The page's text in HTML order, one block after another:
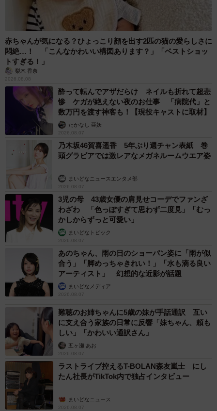
赤ちゃんが気になる？ひょっこり顔を出す2匹の猫の愛らしさに
悶絶…！ 「こんなかわいい構図あります？」「ベストショッ
トすぎる！」
梨木 香奈
2026.08.08
酔って転んでアザだらけ ネイルも折れて超悲
惨 ケガが絶えない夜のお仕事 「病院代」と
数万円を渡す神客も！【現役キャストに取材】
たかなし 亜妖
2026.08.07
乃木坂46賀喜遥香 5年ぶり週チャン表紙 巻
頭グラビアでは激レアなメガネルームウエア姿
まいどなニュースエンタメ部
2026.08.07
3児の母 43歳女優の肩見せコーデでファンざ
わざわ 「色っぽすぎて思わず二度見」「むっ
かしからずっと可愛い」
まいどなトピック
2026.08.07
あのちゃん、雨の日のショーパン姿に「雨が似
合う」「脚めっちゃきれい！」「水も滴る良い
アーティスト」 幻想的な近影が話題
まいどなメディア
2026.08.07
難聴のお姉ちゃんに5歳の妹が手話通訳 互い
に支え合う家族の日常に反響「妹ちゃん、頼も
しい」「かわいい通訳さん」
五ヶ瀬 あお
2026.08.07
ラストライブ控えるT-BOLAN森友嵐士 にし
たん社長がTikTok内で独占インタビュー
まいどなニュース
2026.08.07